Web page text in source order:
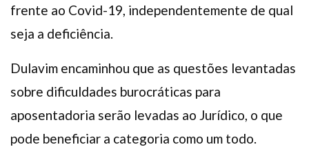
frente ao Covid-19, independentemente de qual
seja a deficiência.
Dulavim encaminhou que as questões levantadas
sobre dificuldades burocráticas para
aposentadoria serão levadas ao Jurídico, o que
pode beneficiar a categoria como um todo.